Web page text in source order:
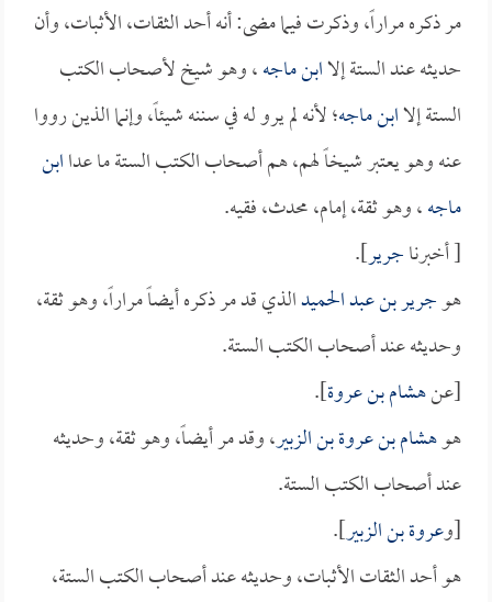
مر ذكره مراراً، وذكرت فيما مضى: أنه أحد الثقات، الأثبات، وأن
حديثه عند الستة إلاابن ماجه، وهو شيخ لأصحاب الكتب
الستة إلاابن ماجه؛ لأنه لم يرو له في سننه شيئاً، وإنما الذين رووا
عنه وهو يعتبر شيخاً لهم، هم أصحاب الكتب الستة ما عداابن
ماجه، وهو ثقة، إمام، محدث، فقيه.
[ أخبرناجرير].
هوجرير بن عبد الحميدالذي قد مر ذكره أيضاً مراراً، وهو ثقة،
وحديثه عند أصحاب الكتب الستة.
[عنهشام بن عروة].
هوهشام بن عروة بن الزبير، وقد مر أيضاً، وهو ثقة، وحديثه
عند أصحاب الكتب الستة.
[وعروة بن الزبير].
هو أحد الثقات الأثبات، وحديثه عند أصحاب الكتب الستة،